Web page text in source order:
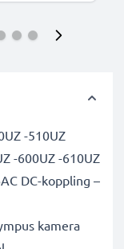
-510UZ
-600UZ -610UZ
DC-koppling –
kamera